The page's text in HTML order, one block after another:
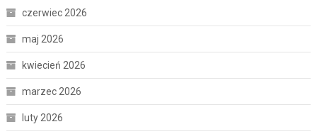
czerwiec 2026
maj 2026
kwiecień 2026
marzec 2026
luty 2026